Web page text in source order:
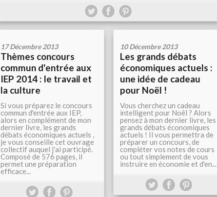
17 Décembre 2013
Thèmes concours
commun d'entrée aux
IEP 2014 : le travail et
la culture
Si vous préparez le concours
commun d'entrée aux IEP,
alors en complément de mon
dernier livre, les grands
débats économiques actuels ,
je vous conseille cet ouvrage
collectif auquel j'ai participé.
Composé de 576 pages, il
permet une préparation
efficace...
10 Décembre 2013
Les grands débats
économiques actuels :
une idée de cadeau
pour Noël !
Vous cherchez un cadeau
intelligent pour Noël ? Alors
pensez à mon dernier livre, les
grands débats économiques
actuels ! Il vous permettra de
préparer un concours, de
compléter vos notes de cours
ou tout simplement de vous
instruire en économie et d'en...